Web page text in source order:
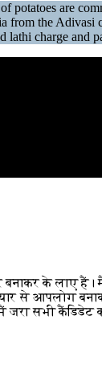
potatoes are
from the
charge and
के लाए
से आपलोग
सभी कैंडिडेट